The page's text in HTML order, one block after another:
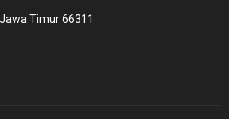
Timur 66311